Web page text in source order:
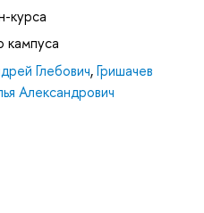
курса
кампуса
Глебович,Гришачев
Александрович